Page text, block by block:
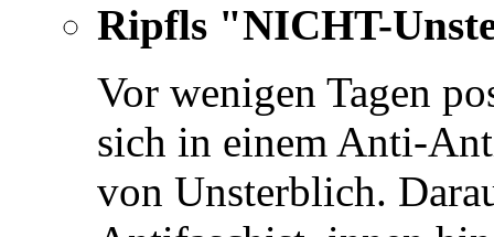
Ripfls "NICHT-
Vor wenigen Tagen
sich in einem Anti-
von Unsterblich.